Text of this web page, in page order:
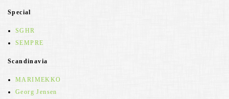
Special
SGHR
SEMPRE
Scandinavia
MARIMEKKO
Georg Jensen